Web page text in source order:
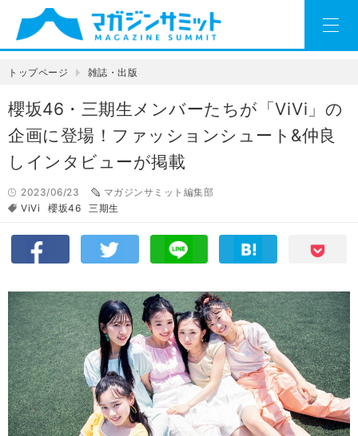
トップページ 雑誌・出版
櫻坂46・三期生メンバーたちが「ViVi」の
企画に登場！ファッションシュート&仲良
しインタビューが掲載
2023/06/23
マガジンサミット編集部
ViVi
櫻坂46 三期生